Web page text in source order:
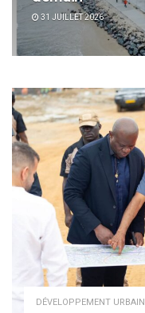
31 JUILLET 2026
DÉVELOPPEMENT URBAIN